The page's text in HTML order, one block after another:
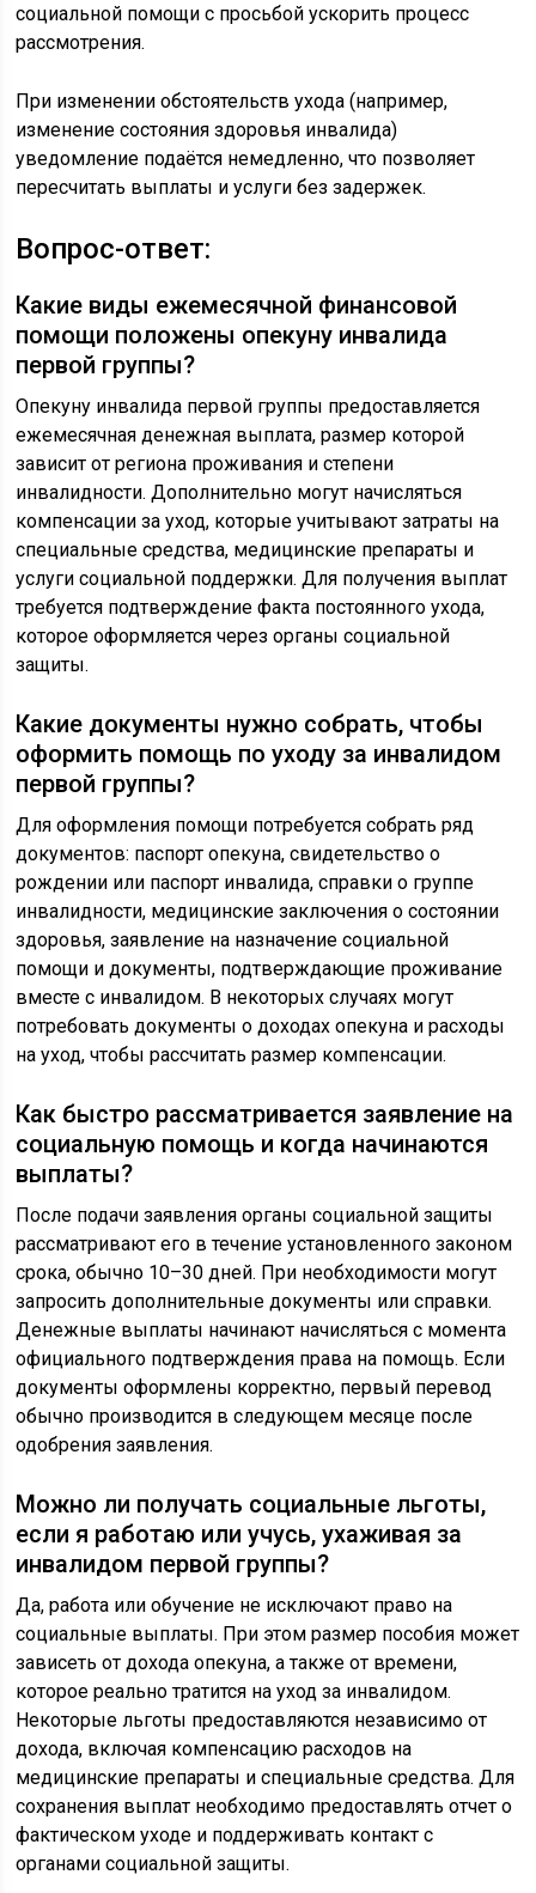
социальной помощи с просьбой ускорить процесс
рассмотрения.
При изменении обстоятельств ухода (например,
изменение состояния здоровья инвалида)
уведомление подаётся немедленно, что позволяет
пересчитать выплаты и услуги без задержек.
Вопрос-ответ:
Какие виды ежемесячной финансовой
помощи положены опекуну инвалида
первой группы?
Опекуну инвалида первой группы предоставляется
ежемесячная денежная выплата, размер которой
зависит от региона проживания и степени
инвалидности. Дополнительно могут начисляться
компенсации за уход, которые учитывают затраты на
специальные средства, медицинские препараты и
услуги социальной поддержки. Для получения выплат
требуется подтверждение факта постоянного ухода,
которое оформляется через органы социальной
защиты.
Какие документы нужно собрать, чтобы
оформить помощь по уходу за инвалидом
первой группы?
Для оформления помощи потребуется собрать ряд
документов: паспорт опекуна, свидетельство о
рождении или паспорт инвалида, справки о группе
инвалидности, медицинские заключения о состоянии
здоровья, заявление на назначение социальной
помощи и документы, подтверждающие проживание
вместе с инвалидом. В некоторых случаях могут
потребовать документы о доходах опекуна и расходы
на уход, чтобы рассчитать размер компенсации.
Как быстро рассматривается заявление на
социальную помощь и когда начинаются
выплаты?
После подачи заявления органы социальной защиты
рассматривают его в течение установленного законом
срока, обычно 10–30 дней. При необходимости могут
запросить дополнительные документы или справки.
Денежные выплаты начинают начисляться с момента
официального подтверждения права на помощь. Если
документы оформлены корректно, первый перевод
обычно производится в следующем месяце после
одобрения заявления.
Можно ли получать социальные льготы,
если я работаю или учусь, ухаживая за
инвалидом первой группы?
Да, работа или обучение не исключают право на
социальные выплаты. При этом размер пособия может
зависеть от дохода опекуна, а также от времени,
которое реально тратится на уход за инвалидом.
Некоторые льготы предоставляются независимо от
дохода, включая компенсацию расходов на
медицинские препараты и специальные средства. Для
сохранения выплат необходимо предоставлять отчет о
фактическом уходе и поддерживать контакт с
органами социальной защиты.